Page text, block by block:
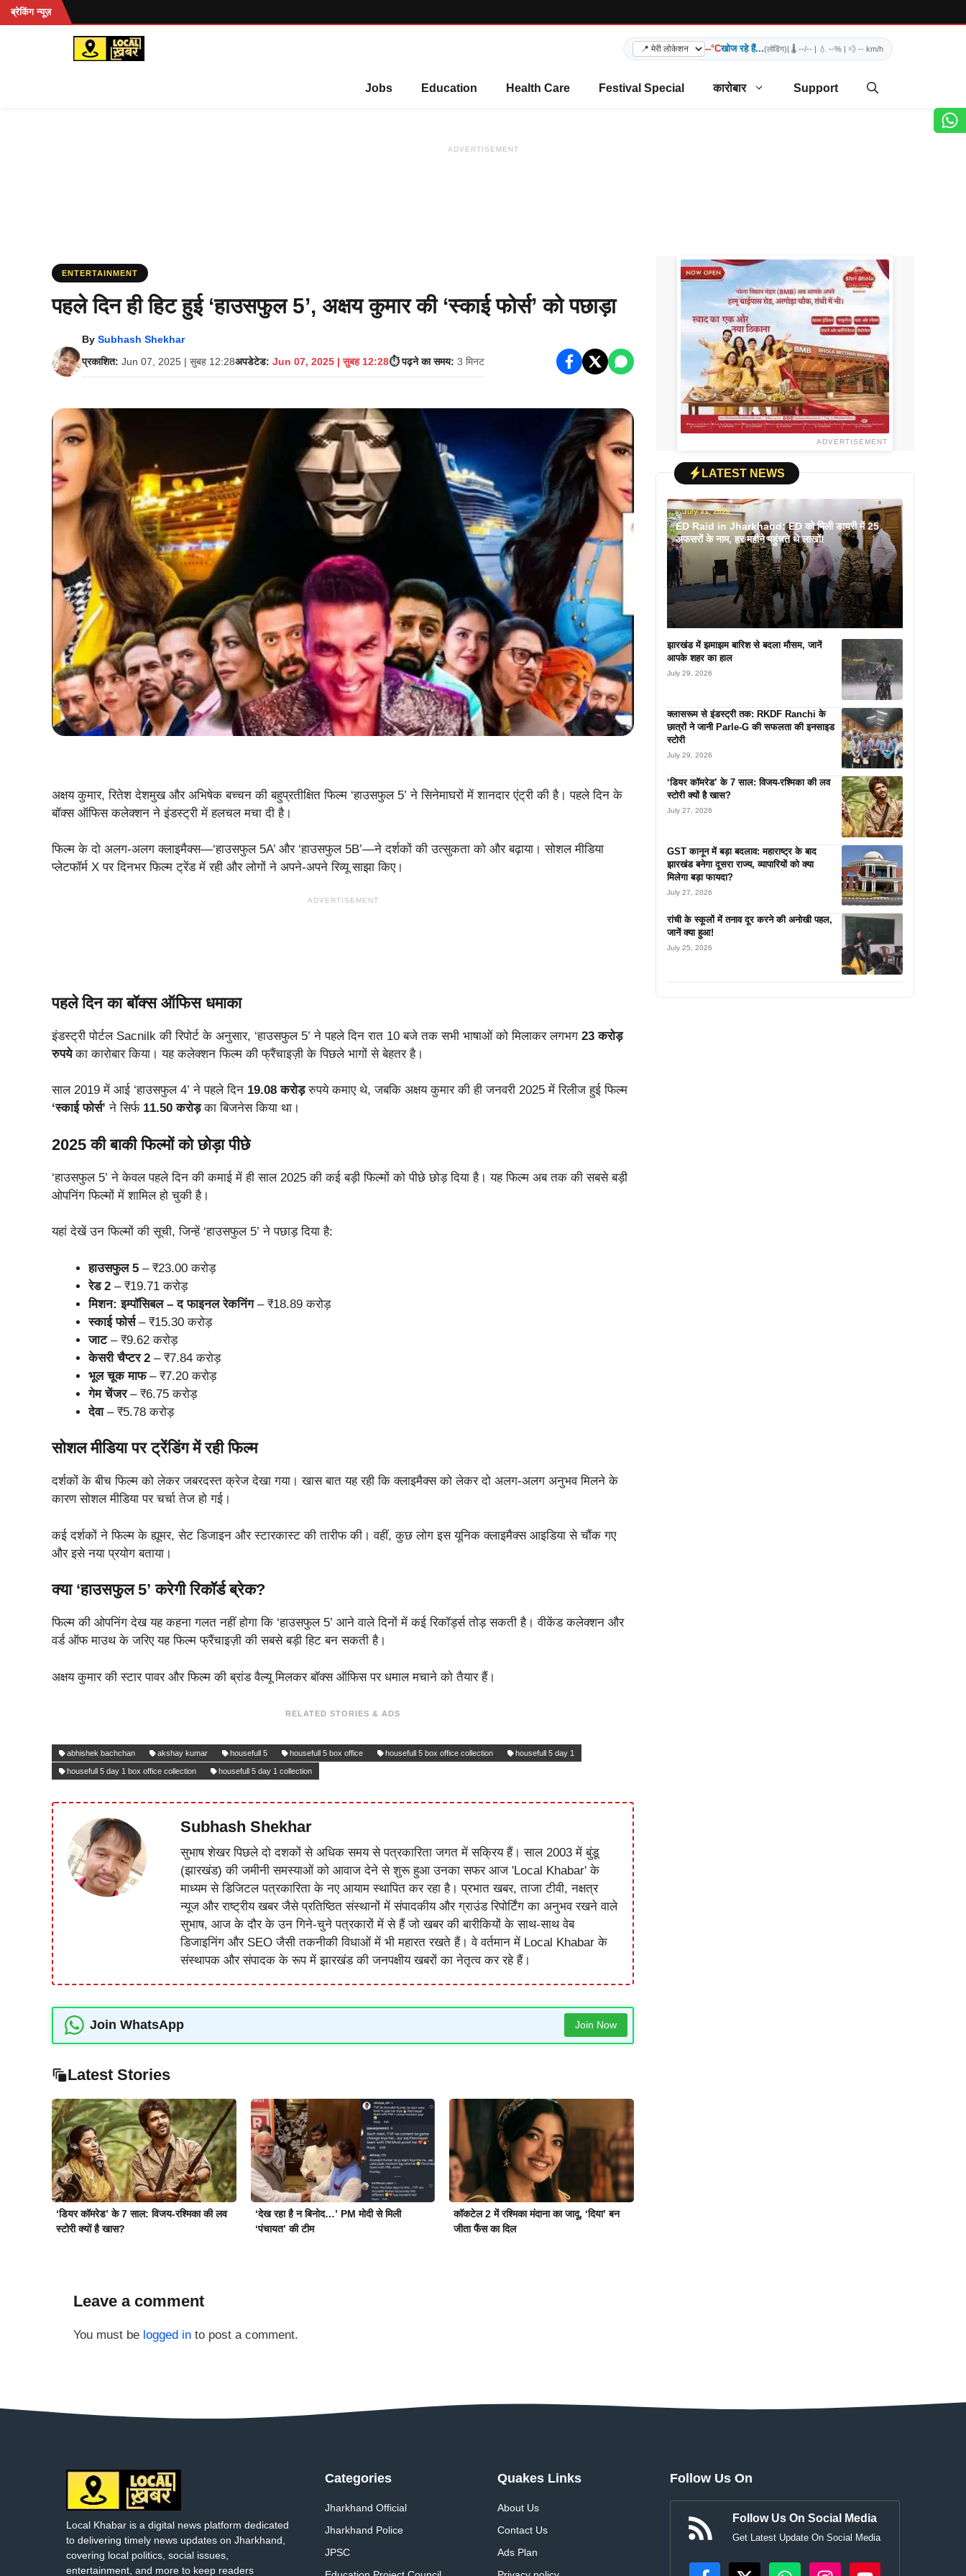
Skip
to
ब्रेकिंग न्यूज़
--°Cखोज रहे हैं...(लोडिंग)| 🌡️ --/-- | 💧 --% | 💨 -- km/h
Jobs Education Health Care Festival Special कारोबार Support
ADVERTISEMENT
ENTERTAINMENT
पहले दिन ही हिट हुई ‘हाउसफुल 5’, अक्षय कुमार की ‘स्काई फोर्स’ को पछाड़ा
By Subhash Shekhar
प्रकाशित: Jun 07, 2025 | सुबह 12:28अपडेटेड: Jun 07, 2025 | सुबह 12:28⏱️ पढ़ने का समय: 3 मिनट
अक्षय कुमार, रितेश देशमुख और अभिषेक बच्चन की बहुप्रतीक्षित फिल्म ‘हाउसफुल 5’ ने सिनेमाघरों में शानदार एंट्री की है। पहले दिन के
बॉक्स ऑफिस कलेक्शन ने इंडस्ट्री में हलचल मचा दी है।
फिल्म के दो अलग-अलग क्लाइमैक्स—‘हाउसफुल 5A’ और ‘हाउसफुल 5B’—ने दर्शकों की उत्सुकता को और बढ़ाया। सोशल मीडिया
प्लेटफॉर्म X पर दिनभर फिल्म ट्रेंड में रही और लोगों ने अपने-अपने रिव्यू साझा किए।
ADVERTISEMENT
पहले दिन का बॉक्स ऑफिस धमाका
इंडस्ट्री पोर्टल Sacnilk की रिपोर्ट के अनुसार, ‘हाउसफुल 5’ ने पहले दिन रात 10 बजे तक सभी भाषाओं को मिलाकर लगभग 23 करोड़
रुपयेका कारोबार किया। यह कलेक्शन फिल्म की फ्रैंचाइज़ी के पिछले भागों से बेहतर है।
साल 2019 में आई ‘हाउसफुल 4’ ने पहले दिन 19.08 करोड़रुपये कमाए थे, जबकि अक्षय कुमार की ही जनवरी 2025 में रिलीज हुई फिल्म
‘स्काई फोर्स’ ने सिर्फ 11.50 करोड़का बिजनेस किया था।
2025 की बाकी फिल्मों को छोड़ा पीछे
‘हाउसफुल 5’ ने केवल पहले दिन की कमाई में ही साल 2025 की कई बड़ी फिल्मों को पीछे छोड़ दिया है। यह फिल्म अब तक की सबसे बड़ी
ओपनिंग फिल्मों में शामिल हो चुकी है।
यहां देखें उन फिल्मों की सूची, जिन्हें ‘हाउसफुल 5’ ने पछाड़ दिया है:
हाउसफुल 5 – ₹23.00 करोड़
रेड 2 – ₹19.71 करोड़
मिशन: इम्पॉसिबल – द फाइनल रेकनिंग– ₹18.89 करोड़
स्काई फोर्स– ₹15.30 करोड़
जाट– ₹9.62 करोड़
केसरी चैप्टर 2 – ₹7.84 करोड़
भूल चूक माफ– ₹7.20 करोड़
गेम चेंजर– ₹6.75 करोड़
देवा– ₹5.78 करोड़
सोशल मीडिया पर ट्रेंडिंग में रही फिल्म
दर्शकों के बीच फिल्म को लेकर जबरदस्त क्रेज देखा गया। खास बात यह रही कि क्लाइमैक्स को लेकर दो अलग-अलग अनुभव मिलने के
कारण सोशल मीडिया पर चर्चा तेज हो गई।
कई दर्शकों ने फिल्म के ह्यूमर, सेट डिजाइन और स्टारकास्ट की तारीफ की। वहीं, कुछ लोग इस यूनिक क्लाइमैक्स आइडिया से चौंक गए
और इसे नया प्रयोग बताया।
क्या ‘हाउसफुल 5’ करेगी रिकॉर्ड ब्रेक?
फिल्म की ओपनिंग देख यह कहना गलत नहीं होगा कि ‘हाउसफुल 5’ आने वाले दिनों में कई रिकॉर्ड्स तोड़ सकती है। वीकेंड कलेक्शन और
वर्ड ऑफ माउथ के जरिए यह फिल्म फ्रैंचाइज़ी की सबसे बड़ी हिट बन सकती है।
अक्षय कुमार की स्टार पावर और फिल्म की ब्रांड वैल्यू मिलकर बॉक्स ऑफिस पर धमाल मचाने को तैयार हैं।
RELATED STORIES & ADS
abhishek bachchan akshay kumar housefull 5 housefull 5 box office housefull 5 box office collection housefull 5 day 1
housefull 5 day 1 box office collection housefull 5 day 1 collection
Subhash Shekhar
सुभाष शेखर पिछले दो दशकों से अधिक समय से पत्रकारिता जगत में सक्रिय हैं। साल 2003 में बुंडू
(झारखंड) की जमीनी समस्याओं को आवाज देने से शुरू हुआ उनका सफर आज 'Local Khabar' के
माध्यम से डिजिटल पत्रकारिता के नए आयाम स्थापित कर रहा है। प्रभात खबर, ताजा टीवी, नक्षत्र
न्यूज और राष्ट्रीय खबर जैसे प्रतिष्ठित संस्थानों में संपादकीय और ग्राउंड रिपोर्टिंग का अनुभव रखने वाले
सुभाष, आज के दौर के उन गिने-चुने पत्रकारों में से हैं जो खबर की बारीकियों के साथ-साथ वेब
डिजाइनिंग और SEO जैसी तकनीकी विधाओं में भी महारत रखते हैं। वे वर्तमान में Local Khabar के
संस्थापक और संपादक के रूप में झारखंड की जनपक्षीय खबरों का नेतृत्व कर रहे हैं।
Join WhatsApp Join Now
Latest Stories
‘डियर कॉमरेड’ के 7 साल: विजय-रश्मिका की लव
स्टोरी क्यों है खास?
‘देख रहा है न बिनोद…’ PM मोदी से मिली
‘पंचायत’ की टीम
कॉकटेल 2 में रश्मिका मंदाना का जादू, ‘दिया’ बन
जीता फैंस का दिल
Leave a comment
You must be logged in to post a comment.
ADVERTISEMENT
LATEST NEWS
July 31, 2026
ED Raid in Jharkhand: ED को मिली डायरी में 25
अफसरों के नाम, हर महीने पहुंचते थे लाखों!
झारखंड में झमाझम बारिश से बदला मौसम, जानें
आपके शहर का हाल
July 29, 2026
क्लासरूम से इंडस्ट्री तक: RKDF Ranchi के
छात्रों ने जानी Parle-G की सफलता की इनसाइड
स्टोरी
July 29, 2026
‘डियर कॉमरेड’ के 7 साल: विजय-रश्मिका की लव
स्टोरी क्यों है खास?
July 27, 2026
GST कानून में बड़ा बदलाव: महाराष्ट्र के बाद
झारखंड बनेगा दूसरा राज्य, व्यापारियों को क्या
मिलेगा बड़ा फायदा?
July 27, 2026
रांची के स्कूलों में तनाव दूर करने की अनोखी पहल,
जानें क्या हुआ!
July 25, 2026
Local Khabar is a digital news platform dedicated
to delivering timely news updates on Jharkhand,
covering local politics, social issues,
entertainment, and more to keep readers
Categories
Jharkhand Official
Jharkhand Police
JPSC
Quakes Links
About Us
Contact Us
Ads Plan
Follow Us On
Follow Us On Social Media
Get Latest Update On Social Media